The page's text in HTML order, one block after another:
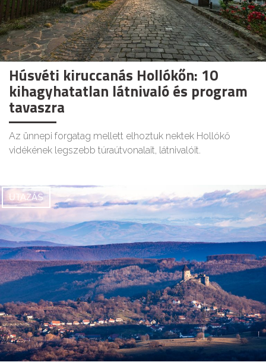
Húsvéti kiruccanás Hollókőn: 10
kihagyhatatlan látnivaló és program
tavaszra
Az ünnepi forgatag mellett elhoztuk nektek Hollókő
vidékének legszebb túraútvonalait, látnivalóit.
UTAZÁS